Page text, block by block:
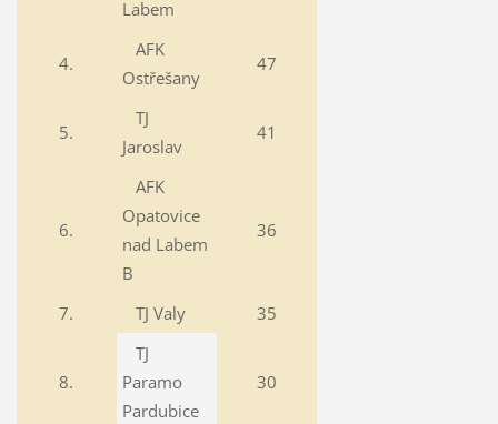
Labem
4.
AFK
Ostřešany
47
5.
TJ
Jaroslav
41
6.
AFK
Opatovice
nad Labem
B
36
7. TJ Valy 35
8.
TJ
Paramo
Pardubice
30